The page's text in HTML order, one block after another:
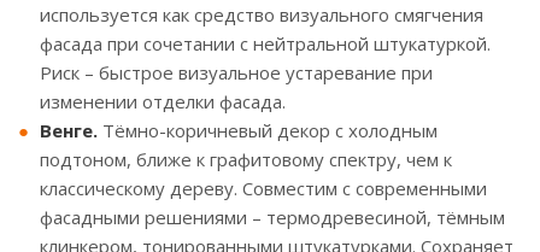
используется как средство визуального смягчения
фасада при сочетании с нейтральной штукатуркой.
Риск – быстрое визуальное устаревание при
изменении отделки фасада.
Венге. Тёмно-коричневый декор с холодным
подтоном, ближе к графитовому спектру, чем к
классическому дереву. Совместим с современными
фасадными решениями – термодревесиной, тёмным
клинкером, тонированными штукатурками. Сохраняет